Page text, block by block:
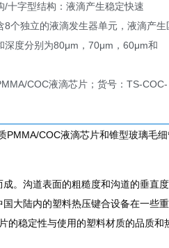
/十字型结构：液滴产生稳定快速
8个独立的液滴发生器单元，液滴产生
深度分别为80μm，70μm，60μm和
COC液滴芯片；货号：TS-COC-
PMMA/COC液滴芯片和锥型玻璃毛
。沟道表面的粗糙度和沟道的垂直
大陆内的塑料热压键合设备在一些
的稳定性与使用的塑料材质的品质和